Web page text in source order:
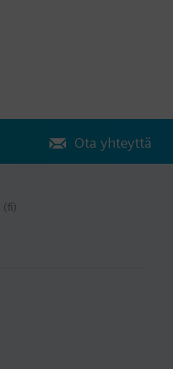
Ota yhteyttä
(fi)